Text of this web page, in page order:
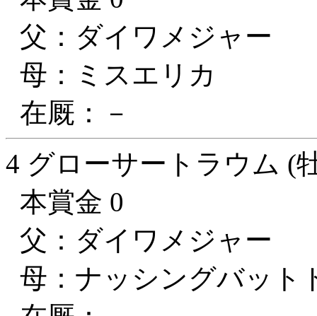
父：ダイワメジャー
母：ミスエリカ
在厩：－
4 グローサートラウム (
本賞金 0
父：ダイワメジャー
母：ナッシングバット